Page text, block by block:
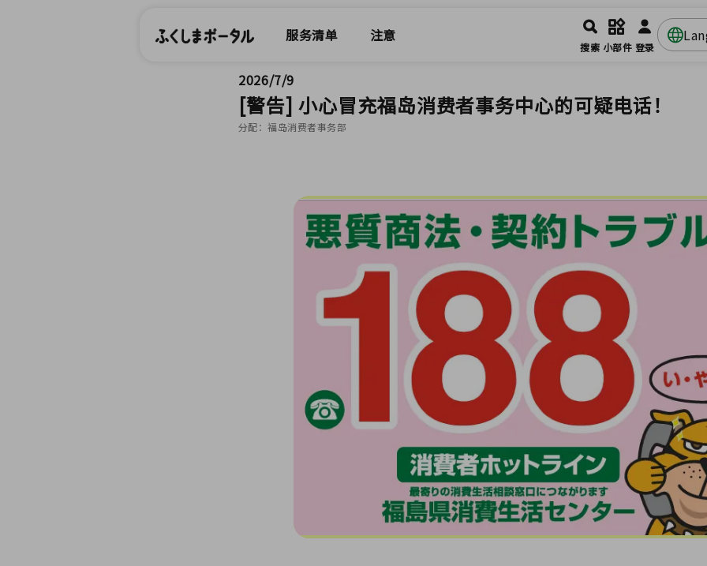
服务清单 注意
搜索 小部件 登录
2026/7/9
[警告] 小心冒充福岛消费者事务中心的可疑电话！
分配：福岛消费者事务部